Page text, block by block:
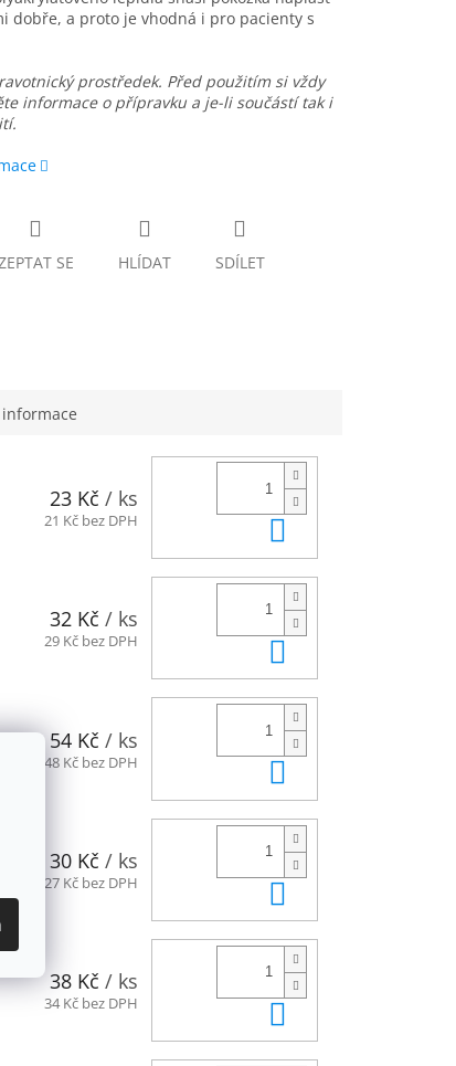
dobře, a proto je vhodná i pro pacienty s
prostředek. Před použitím si vždy
informace o přípravku a je-li součástí tak i
SE HLÍDAT SDÍLET
23 Kč / ks
21 Kč bez DPH
32 Kč / ks
29 Kč bez DPH Do košíku
54 Kč / ks
48 Kč bez DPH
30 Kč / ks
27 Kč bez DPH Do košíku
38 Kč / ks
34 Kč bez DPH Do košíku